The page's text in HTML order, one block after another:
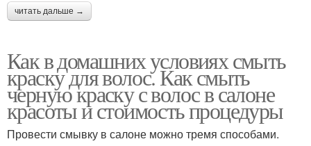
читать дальше →
Как в домашних условиях смыть
краску для волос. Как смыть
черную краску с волос в салоне
красоты и стоимость процедуры
Провести смывку в салоне можно тремя способами.